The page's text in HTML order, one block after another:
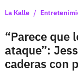
La Kalle /
“Parece que
ataque”:
caderas con